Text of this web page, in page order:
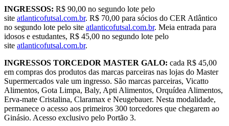
INGRESSOS: R$ 90,00 no segundo lote pelo
site atlanticofutsal.com.br. R$ 70,00 para sócios do CER Atlântico
no segundo lote pelo site atlanticofutsal.com.br. Meia entrada para
idosos e estudantes, R$ 45,00 no segundo lote pelo
site atlanticofutsal.com.br.
INGRESSOS TORCEDOR MASTER GALO: cada R$ 45,00
em compras dos produtos das marcas parceiras nas lojas do Master
Supermercados vale um ingresso. São marcas parceiras, Vicatto
Alimentos, Gota Limpa, Baly, Apti Alimentos, Orquídea Alimentos,
Erva-mate Cristalina, Claramax e Neugebauer. Nesta modalidade,
permanece o acesso aos primeiros 300 torcedores que chegarem ao
Ginásio. Acesso exclusivo pelo Portão 3.